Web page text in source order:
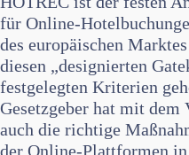
für Online-
des europäischen
diesen „designierten
festgelegten Kriterien
Gesetzgeber hat mit dem
auch die richtige
der Online-Plattformen